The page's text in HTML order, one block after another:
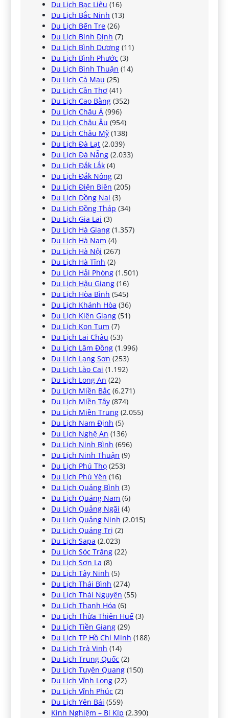
Du Lịch Bạc Liêu (16)
Du Lịch Bắc Ninh (13)
Du Lịch Bến Tre (26)
Du Lịch Bình Định (7)
Du Lịch Bình Dương (11)
Du Lịch Bình Phước (3)
Du Lịch Bình Thuận (14)
Du Lịch Cà Mau (25)
Du Lịch Cần Thơ (41)
Du Lịch Cao Bằng (352)
Du Lịch Châu Á (996)
Du Lịch Châu Âu (954)
Du Lịch Châu Mỹ (138)
Du Lịch Đà Lạt (2.039)
Du Lịch Đà Nẵng (2.033)
Du Lịch Đắk Lắk (4)
Du Lịch Đắk Nông (2)
Du Lịch Điện Biên (205)
Du Lịch Đồng Nai (3)
Du Lịch Đồng Tháp (34)
Du Lịch Gia Lai (3)
Du Lịch Hà Giang (1.357)
Du Lịch Hà Nam (4)
Du Lịch Hà Nội (267)
Du Lịch Hà Tĩnh (2)
Du Lịch Hải Phòng (1.501)
Du Lịch Hậu Giang (16)
Du Lịch Hòa Bình (545)
Du Lịch Khánh Hòa (36)
Du Lịch Kiên Giang (51)
Du Lịch Kon Tum (7)
Du Lịch Lai Châu (53)
Du Lịch Lâm Đồng (1.996)
Du Lịch Lạng Sơn (253)
Du Lịch Lào Cai (1.192)
Du Lịch Long An (22)
Du Lịch Miền Bắc (6.271)
Du Lịch Miền Tây (874)
Du Lịch Miền Trung (2.055)
Du Lịch Nam Định (5)
Du Lịch Nghệ An (136)
Du Lịch Ninh Bình (696)
Du Lịch Ninh Thuận (9)
Du Lịch Phú Thọ (253)
Du Lịch Phú Yên (16)
Du Lịch Quảng Bình (3)
Du Lịch Quảng Nam (6)
Du Lịch Quảng Ngãi (4)
Du Lịch Quảng Ninh (2.015)
Du Lịch Quảng Trị (2)
Du Lịch Sapa (2.023)
Du Lịch Sóc Trăng (22)
Du Lịch Sơn La (8)
Du Lịch Tây Ninh (5)
Du Lịch Thái Bình (274)
Du Lịch Thái Nguyên (55)
Du Lịch Thanh Hóa (6)
Du Lịch Thừa Thiên Huế (3)
Du Lịch Tiền Giang (29)
Du Lịch TP Hồ Chí Minh (188)
Du Lịch Trà Vinh (14)
Du Lịch Trung Quốc (2)
Du Lịch Tuyên Quang (150)
Du Lịch Vĩnh Long (22)
Du Lịch Vĩnh Phúc (2)
Du Lịch Yên Bái (559)
Kinh Nghiệm – Bí Kíp (2.390)